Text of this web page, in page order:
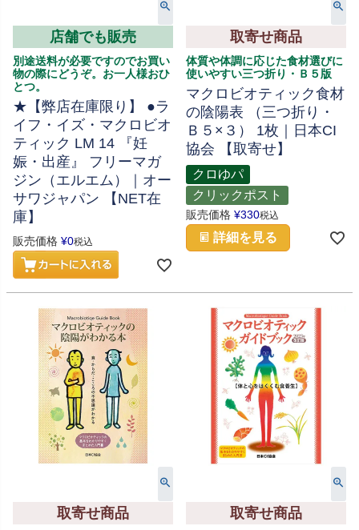
店舗でも販売
別途送料が必要ですのでお買い
物の際にどうぞ。お一人様おひ
とつ。
★【弊店在庫限り】 ●ラ
イフ・イズ・マクロビオ
ティック LM 14 『妊
娠・出産』 フリーマガ
ジン（エルエム）｜オー
サワジャパン 【NET在
庫】
販売価格 ¥0税込
取寄せ商品
体質や体調に応じた食材選びに
使いやすい三つ折り・Ｂ５版
マクロビオティック食材
の陰陽表 （三つ折り・
Ｂ５×３） 1枚｜日本CI
協会 【取寄せ】
クロゆパ
クリックポスト
販売価格 ¥330税込
詳細を見る
取寄せ商品 取寄せ商品